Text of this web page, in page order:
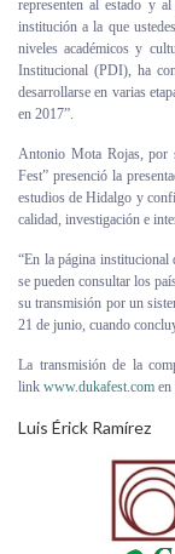
representen al estado y
institución a la que
niveles académicos y
Institucional (PDI), ha
desarrollarse en varias
en 2017”.
Antonio Mota Rojas, por
Fest” presenció la
estudios de Hidalgo y
calidad, investigación e
“En la página
se pueden consultar los
su transmisión por un
21 de junio, cuando
La transmisión de la
link www.dukafest.com en
Luis Érick Ramírez